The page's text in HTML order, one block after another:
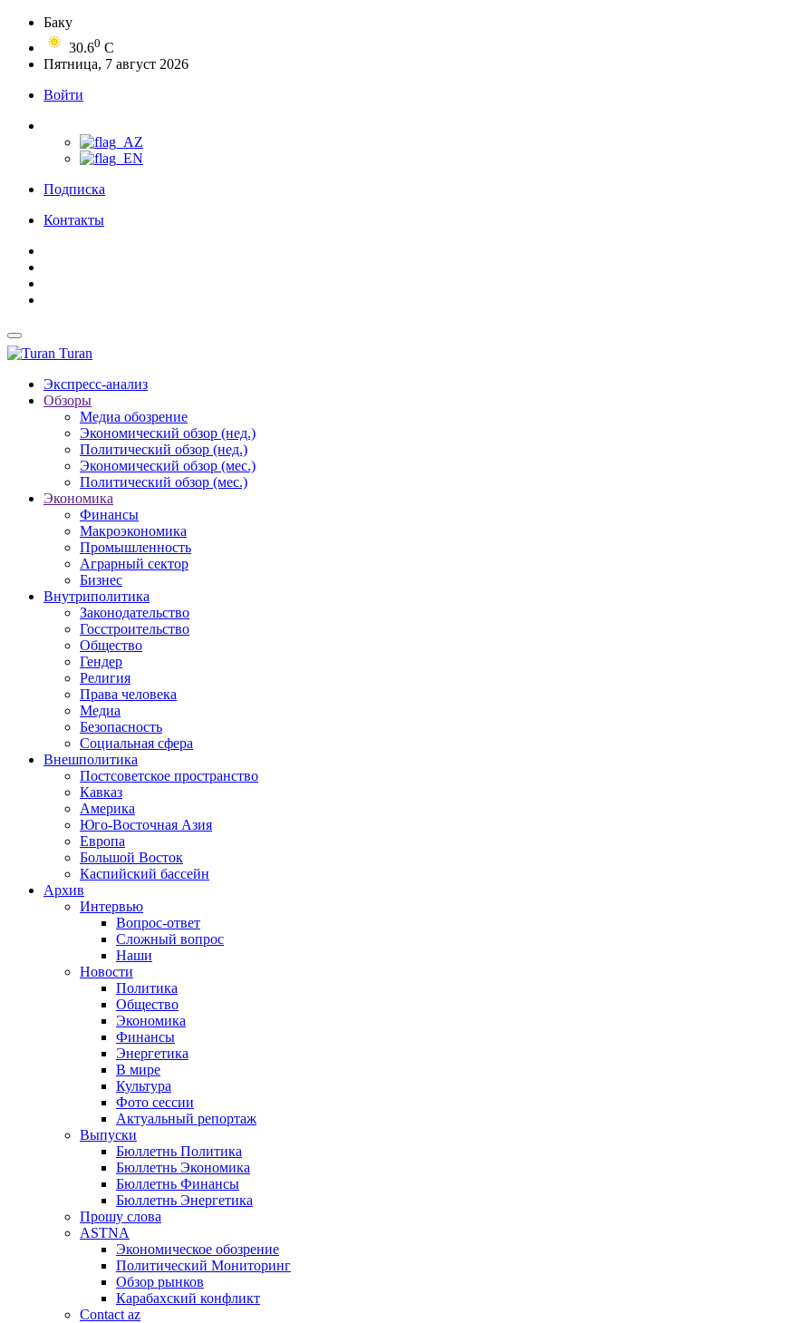
Баку
30.60 C
Пятница, 7 август 2026
Войти
Подписка
Контакты
Turan
Экспресс-анализ
Обзоры
Медиа обозрение
Экономический обзор (нед.)
Политический обзор (нед.)
Экономический обзор (мес.)
Политический обзор (мес.)
Экономика
Финансы
Макроэкономика
Промышленность
Аграрный сектор
Бизнес
Внутриполитика
Законодательство
Госстроительство
Общество
Гендер
Религия
Права человека
Медиа
Безопасность
Социальная сфера
Внешполитика
Постсоветское пространство
Кавказ
Америка
Юго-Восточная Азия
Европа
Большой Восток
Каспийский бассейн
Архив
Интервью
Вопрос-ответ
Сложный вопрос
Наши
Новости
Политика
Общество
Экономика
Финансы
Энергетика
В мире
Культура
Фото сессии
Актуальный репортаж
Выпуски
Бюллетнь Политика
Бюллетнь Экономика
Бюллетнь Финансы
Бюллетнь Энергетика
Прошу слова
ASTNA
Экономическое обозрение
Политический Мониторинг
Обзор рынков
Карабахский конфликт
Contact az